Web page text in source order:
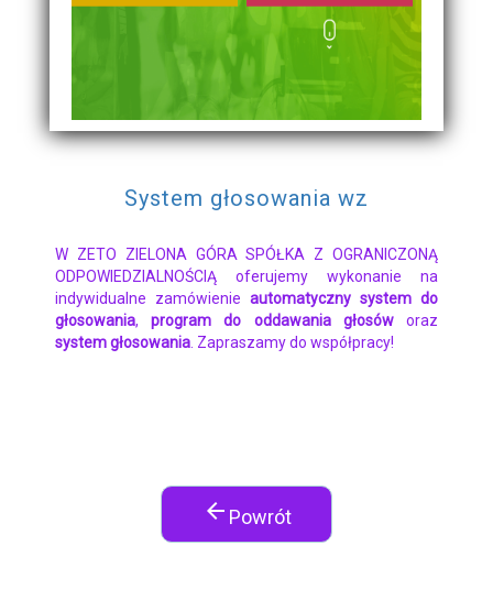
System głosowania wz
W ZETO ZIELONA GÓRA SPÓŁKA Z OGRANICZONĄ
ODPOWIEDZIALNOŚCIĄ oferujemy wykonanie na
indywidualne zamówienie automatyczny system do
głosowania,program do oddawania głosóworaz
system głosowania . Zapraszamy do współpracy!
arrow_back Powrót